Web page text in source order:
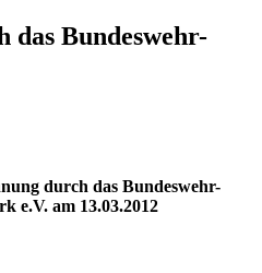
das Bundeswehr-
durch das Bundeswehr-
e.V. am 13.03.2012